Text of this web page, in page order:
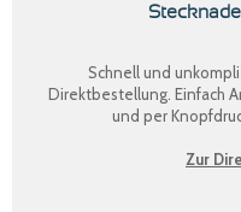
Schnell und
Direktbestellung . Einfach
und per
Zur